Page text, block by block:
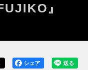
』
送る
シェア